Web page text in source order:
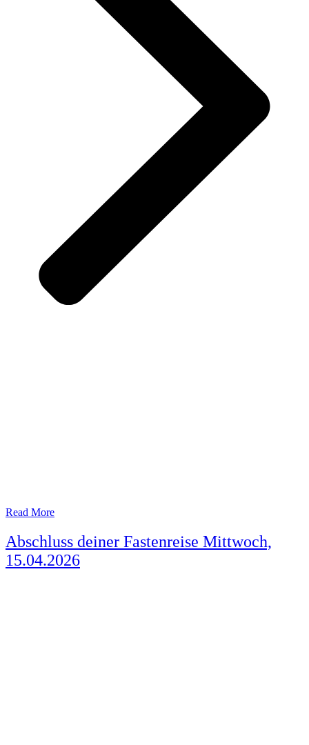
Read More
Abschluss deiner Fastenreise Mittwoch,
15.04.2026